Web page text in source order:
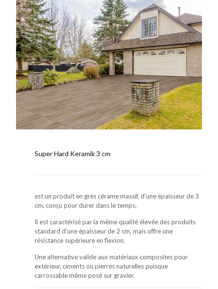
Super Hard Keramik 3 cm
est un produit en grès cérame massif, d’une épaisseur de 3
cm, conçu pour durer dans le temps.
Il est caractérisé par la même qualité élevée des produits
standard d’une épaisseur de 2 cm, mais offre une
résistance supérieure en flexion.
Une alternative valide aux matériaux composites pour
extérieur, ciments ou pierres naturelles puisque
carrossable même posé sur gravier.